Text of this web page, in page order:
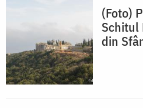
(Foto)
Schitul
din